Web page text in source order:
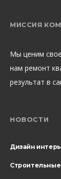
МИССИЯ
Мы ценим
нам ремонт
результат в
НОВОСТИ
Дизайн